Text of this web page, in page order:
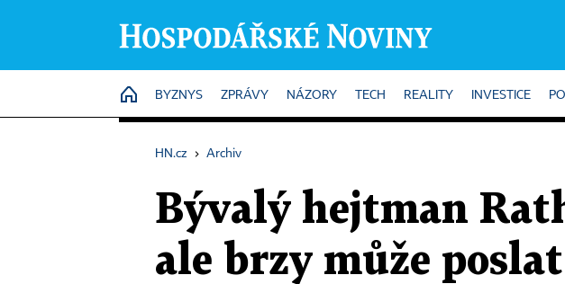
HOME
BYZNYS ZPRÁVY NÁZORY TECH REALITY INVESTICE
HN.cz › Archiv
Bývalý hejtman
ale brzy může